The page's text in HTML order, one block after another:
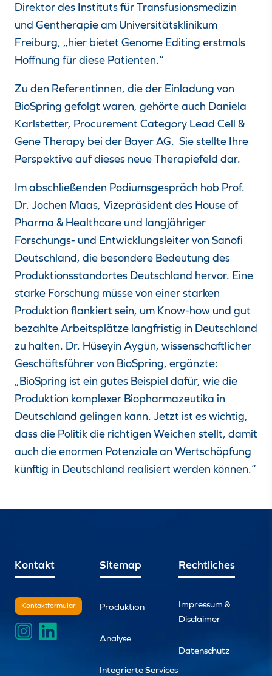
Direktor des Instituts für Transfusionsmedizin
und Gentherapie am Universitätsklinikum
Freiburg, „hier bietet Genome Editing erstmals
Hoffnung für diese Patienten.“
Zu den Referentinnen, die der Einladung von
BioSpring gefolgt waren, gehörte auch Daniela
Karlstetter, Procurement Category Lead Cell &
Gene Therapy bei der Bayer AG. Sie stellte Ihre
Perspektive auf dieses neue Therapiefeld dar.
Im abschließenden Podiumsgespräch hob Prof.
Dr. Jochen Maas, Vizepräsident des House of
Pharma & Healthcare und langjähriger
Forschungs- und Entwicklungsleiter von Sanofi
Deutschland, die besondere Bedeutung des
Produktionsstandortes Deutschland hervor. Eine
starke Forschung müsse von einer starken
Produktion flankiert sein, um Know-how und gut
bezahlte Arbeitsplätze langfristig in Deutschland
zu halten. Dr. Hüseyin Aygün, wissenschaftlicher
Geschäftsführer von BioSpring, ergänzte:
„BioSpring ist ein gutes Beispiel dafür, wie die
Produktion komplexer Biopharmazeutika in
Deutschland gelingen kann. Jetzt ist es wichtig,
dass die Politik die richtigen Weichen stellt, damit
auch die enormen Potenziale an Wertschöpfung
künftig in Deutschland realisiert werden können.“
Kontakt
Kontaktformular
Sitemap
Produktion
Analyse
Integrierte Services
Rechtliches
Impressum &
Disclaimer
Datenschutz